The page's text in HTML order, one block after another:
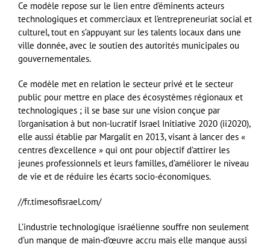
Ce modèle repose sur le lien entre d’éminents acteurs
technologiques et commerciaux et l’entrepreneuriat social et
culturel, tout en s’appuyant sur les talents locaux dans une
ville donnée, avec le soutien des autorités municipales ou
gouvernementales.
Ce modèle met en relation le secteur privé et le secteur
public pour mettre en place des écosystèmes régionaux et
technologiques ; il se base sur une vision conçue par
l’organisation à but non-lucratif Israel Initiative 2020 (ii2020),
elle aussi établie par Margalit en 2013, visant à lancer des «
centres d’excellence » qui ont pour objectif d’attirer les
jeunes professionnels et leurs familles, d’améliorer le niveau
de vie et de réduire les écarts socio-économiques.
//fr.timesofisrael.com/
L’industrie technologique israélienne souffre non seulement
d’un manque de main-d’œuvre accru mais elle manque aussi